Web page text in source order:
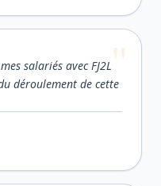
salariés avec FJ2L
déroulement de cette